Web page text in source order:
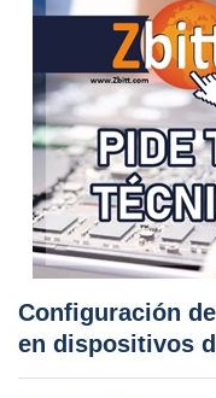
Configuración
en dispositivos